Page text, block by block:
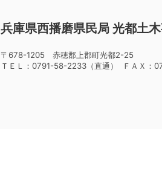
兵庫県西播磨県民局 光都土
〒678-1205 赤穂郡上郡町光都2-25
ＴＥＬ：0791-58-2233（直通） ＦＡＸ：